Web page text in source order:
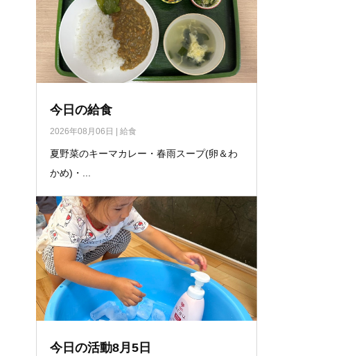
今日の給食
2026年08月06日 給食
夏野菜のキーマカレー・春雨スープ(卵＆わ
かめ)・...
今日の活動8月5日